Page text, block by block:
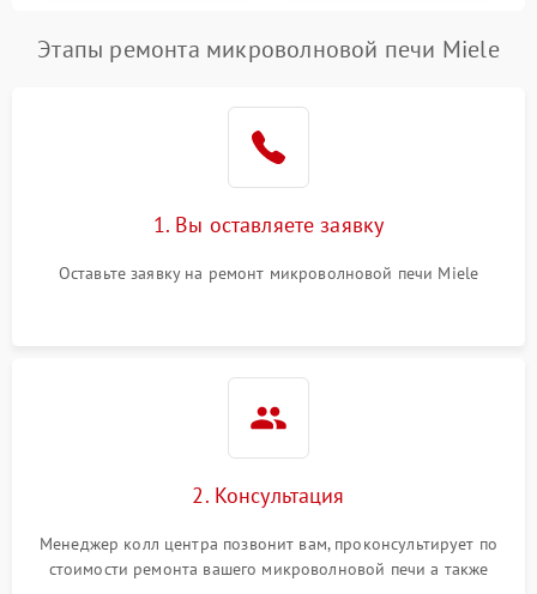
Этапы ремонта микроволновой печи Miele
1. Вы оставляете заявку
Оставьте заявку на ремонт микроволновой печи Miele
2. Консультация
Менеджер колл центра позвонит вам, проконсультирует по
стоимости ремонта вашего микроволновой печи а также